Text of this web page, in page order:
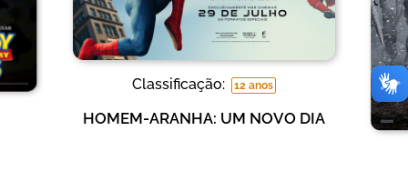
Classificação: 12 anos
HOMEM-ARANHA: UM NOVO DIA